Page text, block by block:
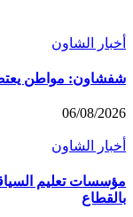
أخبار الشاون
شفشاون: مواطن
06/08/2026
أخبار الشاون
مؤسسات تعليم
بالقطاع